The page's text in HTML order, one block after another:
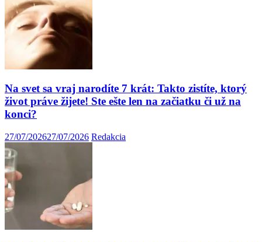
Na svet sa vraj narodíte 7 krát: Takto zistíte, ktorý
život práve žijete! Ste ešte len na začiatku či už na
konci?
27/07/202627/07/2026 Redakcia